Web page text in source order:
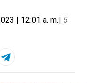
| 12:01 a. m.| 5